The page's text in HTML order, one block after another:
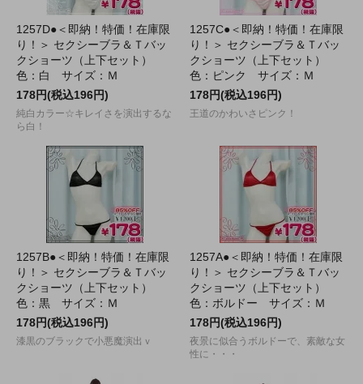
1257D●＜即納！特価！在庫限
り！＞ セクシーブラ＆Ｔバッ
クショーツ（上下セット）
色：白 サイズ：Ｍ
178円(税込196円)
純白カラー☆キレイさを演出するな
ら白！
1257C●＜即納！特価！在庫限
り！＞ セクシーブラ＆Ｔバッ
クショーツ（上下セット）
色：ピンク サイズ：Ｍ
178円(税込196円)
王道のかわいさピンク！
1257B●＜即納！特価！在庫限
り！＞ セクシーブラ＆Ｔバッ
クショーツ（上下セット）
色：黒 サイズ：Ｍ
178円(税込196円)
漆黒のブラックで小悪魔演出ｖ
1257A●＜即納！特価！在庫限
り！＞ セクシーブラ＆Ｔバッ
クショーツ（上下セット）
色：ボルドー サイズ：Ｍ
178円(税込196円)
夜景に似合うボルドーで、素敵な女
性に・・・